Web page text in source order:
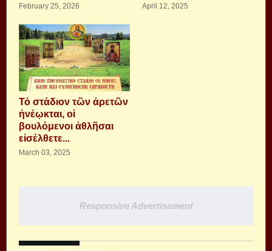
February 25, 2026 April 12, 2025
Τό στάδιον τῶν ἀρετῶν
ἠνέῳκται, οἱ
βουλόμενοι ἀθλῆσαι
εἰσέλθετε...
March 03, 2025
Responsive Advertisement